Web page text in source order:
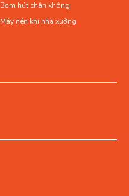
Bơm hút chân không
Máy nén khí nhà xưởng